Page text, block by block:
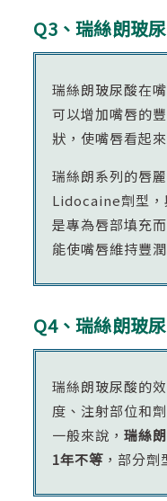
Q3、瑞絲朗玻
瑞絲朗玻尿酸在
可以增加嘴唇的
狀，使嘴唇看起
瑞絲朗系列的唇
Lidocaine劑型，
是專為唇部填充
能使嘴唇維持豐
Q4、瑞絲朗玻
瑞絲朗玻尿酸的
度、注射部位和
一般來說，瑞絲
1年不等 ，部分